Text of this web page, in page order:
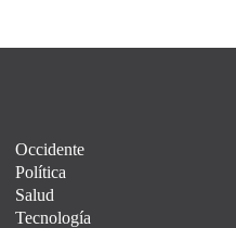
Occidente
Política
Salud
Tecnología